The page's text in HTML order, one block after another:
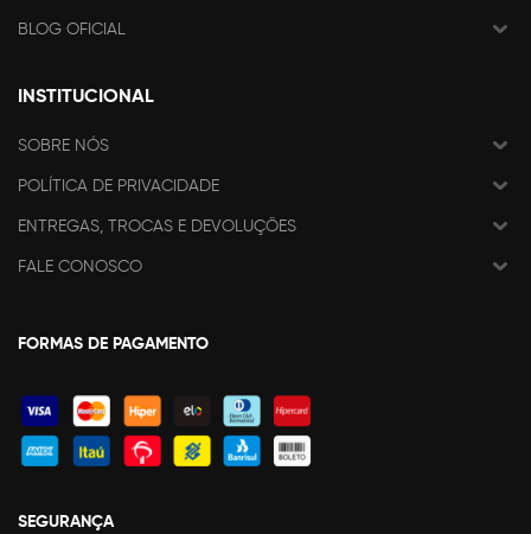
BLOG OFICIAL
INSTITUCIONAL
SOBRE NÓS
POLÍTICA DE PRIVACIDADE
ENTREGAS, TROCAS E DEVOLUÇÕES
FALE CONOSCO
FORMAS DE PAGAMENTO
SEGURANÇA